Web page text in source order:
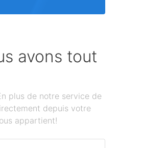
avons tout
plus de notre service de
depuis votre
appartient!